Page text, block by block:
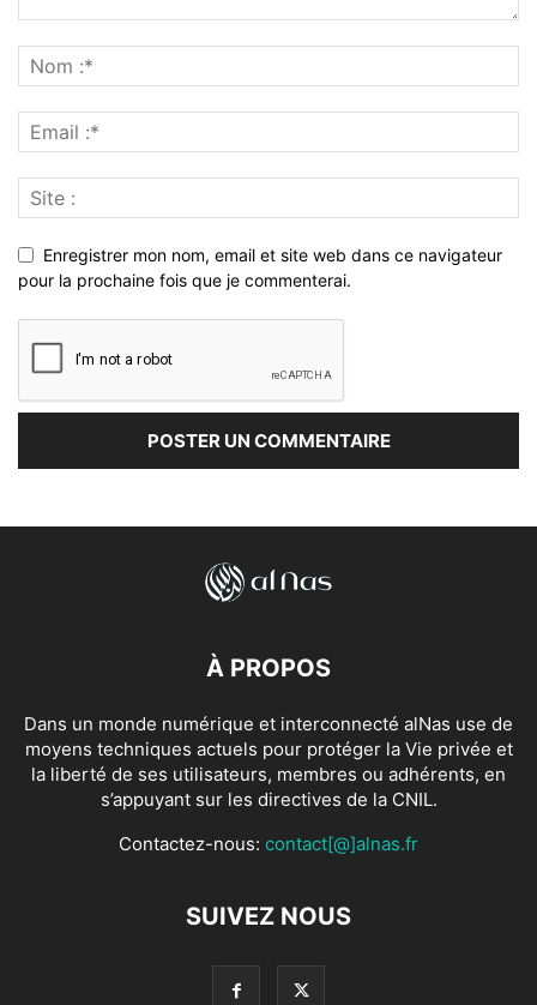
Enregistrer mon nom, email et site web dans ce navigateur
pour la prochaine fois que je commenterai.
À PROPOS
Dans un monde numérique et interconnecté alNas use de
moyens techniques actuels pour protéger la Vie privée et
la liberté de ses utilisateurs, membres ou adhérents, en
s’appuyant sur les directives de la CNIL.
Contactez-nous: contact[@]alnas.fr
SUIVEZ NOUS